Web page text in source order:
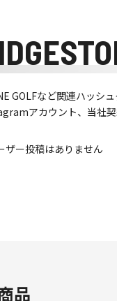
GOLFなど関連ハッシ
アカウント、当社
ザー投稿はありません
品